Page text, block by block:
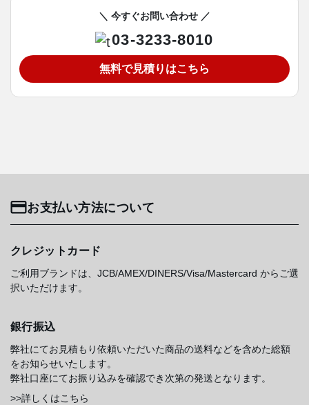
＼ 今すぐお問い合わせ ／
03-3233-8010
無料で見積りはこちら
お支払い方法について
クレジットカード
ご利用ブランドは、JCB/AMEX/DINERS/Visa/Mastercard からご選
択いただけます。
銀行振込
弊社にてお見積もり依頼いただいた商品の送料などを含めた総額
をお知らせいたします。
弊社口座にてお振り込みを確認でき次第の発送となります。
>>詳しくはこちら